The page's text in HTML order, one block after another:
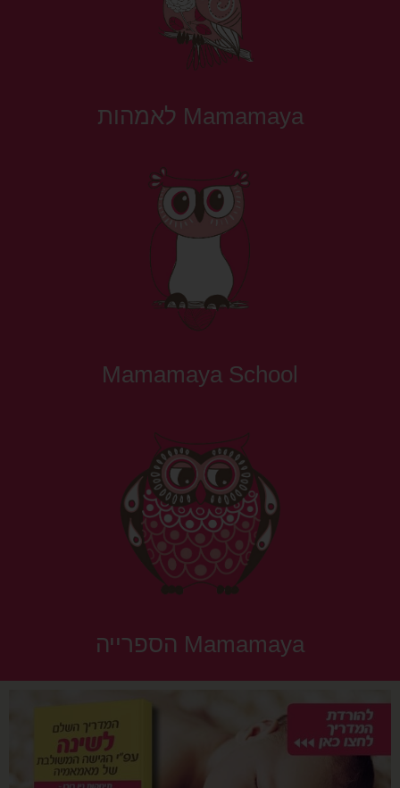
Mamamaya לאמהות
Mamamaya School
Mamamaya הספרייה